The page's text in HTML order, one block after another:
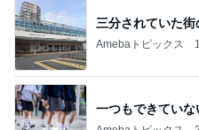
三分されていた
Amebaトピックス
一つもできていな